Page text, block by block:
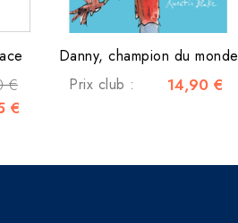
€
€
Danny, champion du monde
Prix club :
14,90 €